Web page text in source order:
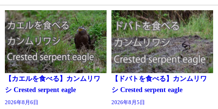
【カエルを食べる】カンムリワ
シ Crested serpent eagle
2026年8月6日
【ドバトを食べる】カンムリワ
シ Crested serpent eagle
2026年8月5日